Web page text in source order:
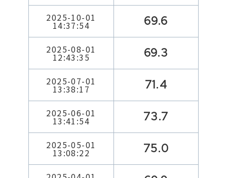
2025-10-01
14:37:54 69.6
2025-08-01
12:43:35 69.3
2025-07-01
13:38:17 71.4
2025-06-01
13:41:54 73.7
2025-05-01
13:08:22 75.0